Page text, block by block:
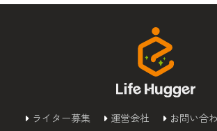
ライター募集 運営会社
お問い合